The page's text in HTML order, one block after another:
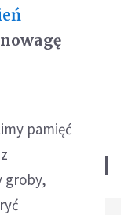
pamięć
groby,